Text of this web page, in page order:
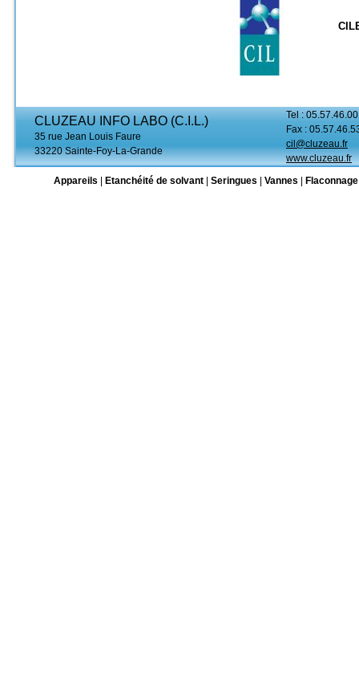
CLUZEAU INFO LABO (C.I.L.)
35 rue Jean Louis Faure
33220 Sainte-Foy-La-Grande
Tel :
Fax :
cil@cluzeau.fr
www.cluzeau.fr
Appareils
Etanchéité de solvant Seringues Vannes Flaconnage